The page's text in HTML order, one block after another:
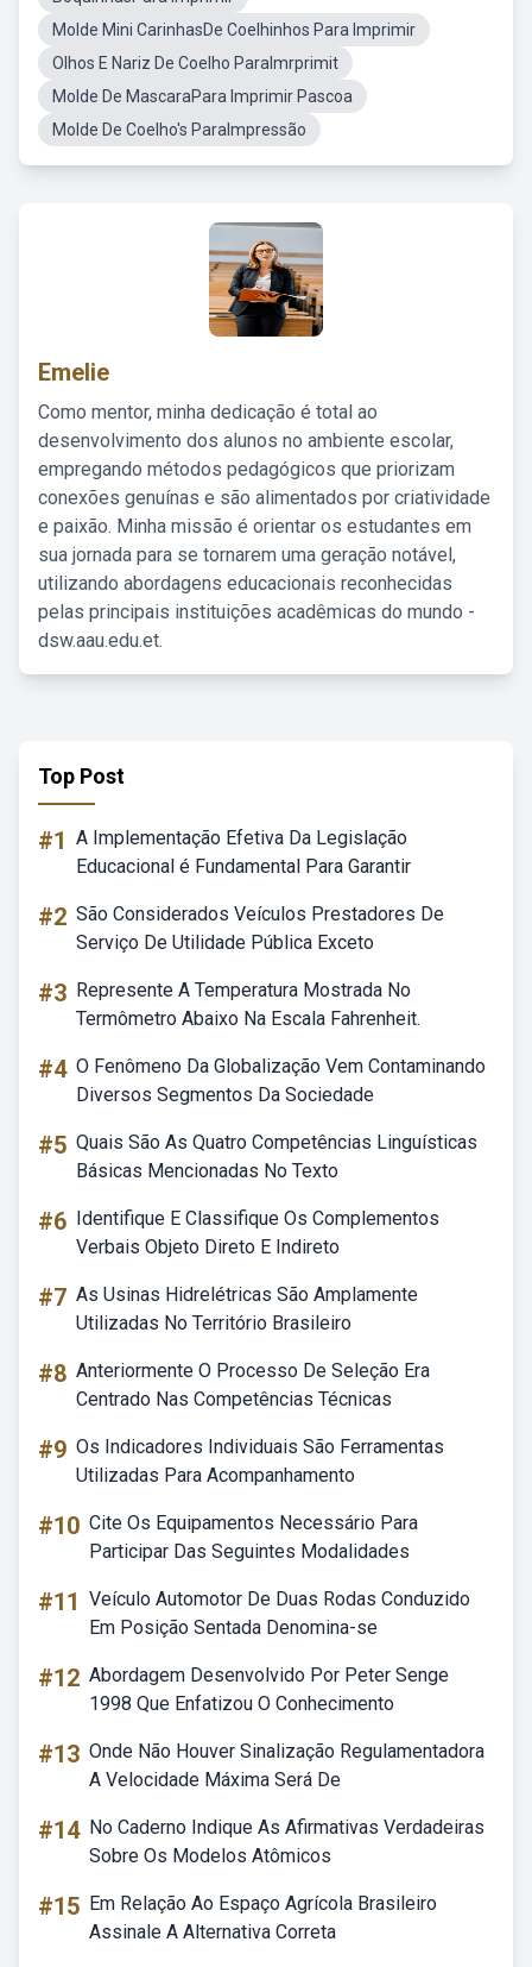
Molde Mini CarinhasDe Coelhinhos Para Imprimir
Olhos E Nariz De Coelho ParaImrprimit
Molde De MascaraPara Imprimir Pascoa
Molde De Coelho's ParaImpressão
Emelie
Como mentor, minha dedicação é total ao
desenvolvimento dos alunos no ambiente escolar,
empregando métodos pedagógicos que priorizam
conexões genuínas e são alimentados por criatividade
e paixão. Minha missão é orientar os estudantes em
sua jornada para se tornarem uma geração notável,
utilizando abordagens educacionais reconhecidas
pelas principais instituições acadêmicas do mundo -
dsw.aau.edu.et.
Top Post
#1 A Implementação Efetiva Da Legislação
Educacional é Fundamental Para Garantir
#2 São Considerados Veículos Prestadores De
Serviço De Utilidade Pública Exceto
#3 Represente A Temperatura Mostrada No
Termômetro Abaixo Na Escala Fahrenheit.
#4 O Fenômeno Da Globalização Vem Contaminando
Diversos Segmentos Da Sociedade
#5 Quais São As Quatro Competências Linguísticas
Básicas Mencionadas No Texto
#6 Identifique E Classifique Os Complementos
Verbais Objeto Direto E Indireto
#7 As Usinas Hidrelétricas São Amplamente
Utilizadas No Território Brasileiro
#8 Anteriormente O Processo De Seleção Era
Centrado Nas Competências Técnicas
#9 Os Indicadores Individuais São Ferramentas
Utilizadas Para Acompanhamento
#10 Cite Os Equipamentos Necessário Para
Participar Das Seguintes Modalidades
#11 Veículo Automotor De Duas Rodas Conduzido
Em Posição Sentada Denomina-se
#12 Abordagem Desenvolvido Por Peter Senge
1998 Que Enfatizou O Conhecimento
#13 Onde Não Houver Sinalização Regulamentadora
A Velocidade Máxima Será De
#14 No Caderno Indique As Afirmativas Verdadeiras
Sobre Os Modelos Atômicos
#15 Em Relação Ao Espaço Agrícola Brasileiro
Assinale A Alternativa Correta